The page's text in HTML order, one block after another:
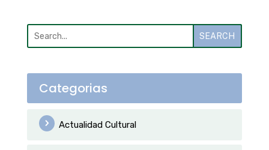
SEARCH
Categorias
Actualidad Cultural